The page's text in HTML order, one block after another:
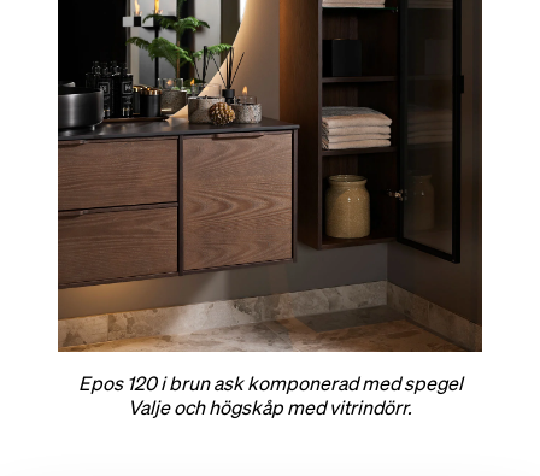
Epos 120 i brun ask komponerad med spegel
Valje och högskåp med vitrindörr.